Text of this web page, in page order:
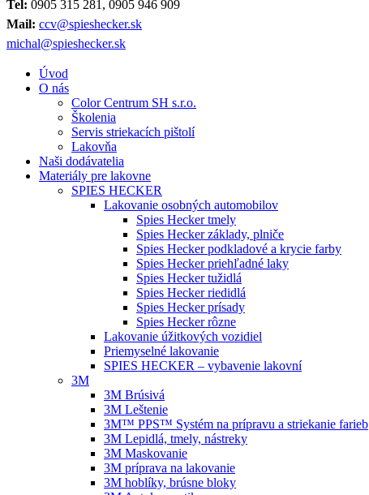
Tel: 0905 315 281, 0905 946 909
Mail: ccv@spieshecker.sk
michal@spieshecker.sk
Úvod
O nás
Color Centrum SH s.r.o.
Školenia
Servis striekacích pištolí
Lakovňa
Naši dodávatelia
Materiály pre lakovne
SPIES HECKER
Lakovanie osobných automobilov
Spies Hecker tmely
Spies Hecker základy, plniče
Spies Hecker podkladové a krycie farby
Spies Hecker priehľadné laky
Spies Hecker tužidlá
Spies Hecker riedidlá
Spies Hecker prísady
Spies Hecker rôzne
Lakovanie úžitkových vozidiel
Priemyselné lakovanie
SPIES HECKER – vybavenie lakovní
3M
3M Brúsivá
3M Leštenie
3M™ PPS™ Systém na prípravu a striekanie farieb
3M Lepidlá, tmely, nástreky
3M Maskovanie
3M príprava na lakovanie
3M hoblíky, brúsne bloky